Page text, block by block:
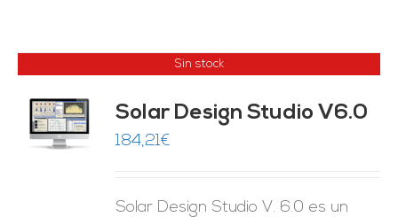
Sin stock
Solar Design Studio V6.0
184,21€
Solar Design Studio V. 6.0 es un